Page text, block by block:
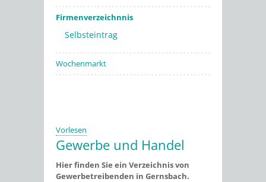
Firmenverzeichnnis
Selbsteintrag
Wochenmarkt
Vorlesen
Gewerbe und Handel
Hier finden Sie ein Verzeichnis von
Gewerbetreibenden in Gernsbach.